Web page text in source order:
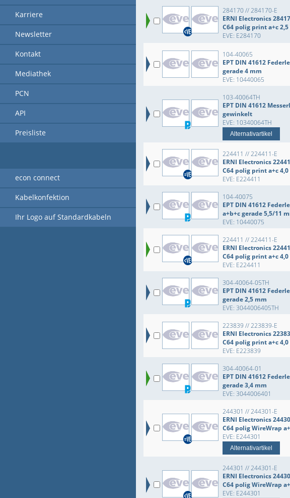
284170 // 284170-E
ERNI Electronics
C64 polig print a+c
EVE: E284170
104-40065
EPT DIN 41612
gerade 4 mm
EVE: 10440065
103-40064TH
EPT DIN 41612
gewinkelt
EVE: 10340064TH
Alternativartikel
224411 // 224411-E
ERNI Electronics
C64 polig print a+c
EVE: E224411
104-40075
EPT DIN 41612
a+b+c gerade 5,5/11
EVE: 10440075
224411 // 224411-E
ERNI Electronics
C64 polig print a+c
EVE: E224411
304-40064-05TH
EPT DIN 41612
gerade 2,5 mm
EVE: 3044006405TH
223839 // 223839-E
ERNI Electronics
C64 polig print a+c
EVE: E223839
304-40064-01
EPT DIN 41612
gerade 3,4 mm
EVE: 3044006401
244301 // 244301-E
ERNI Electronics
C64 polig WireWrap
EVE: E244301
Alternativartikel
244301 // 244301-E
ERNI Electronics
C64 polig WireWrap
EVE: E244301
Karriere
Newsletter
Kontakt
Mediathek
PCN
API
Preisliste
econ connect
Kabelkonfektion
Ihr Logo auf Standardkabeln